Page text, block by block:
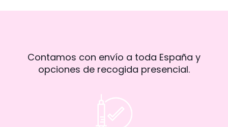
Contamos con envío a toda España y
opciones de recogida presencial.